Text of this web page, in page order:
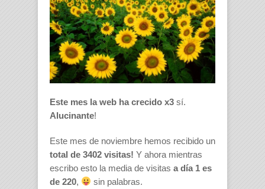
Este mes la web ha crecido x3 sí.
Alucinante!
Este mes de noviembre hemos recibido un
total de 3402 visitas! Y ahora mientras
escribo esto la media de visitas a día 1 es
de 220, sin palabras.